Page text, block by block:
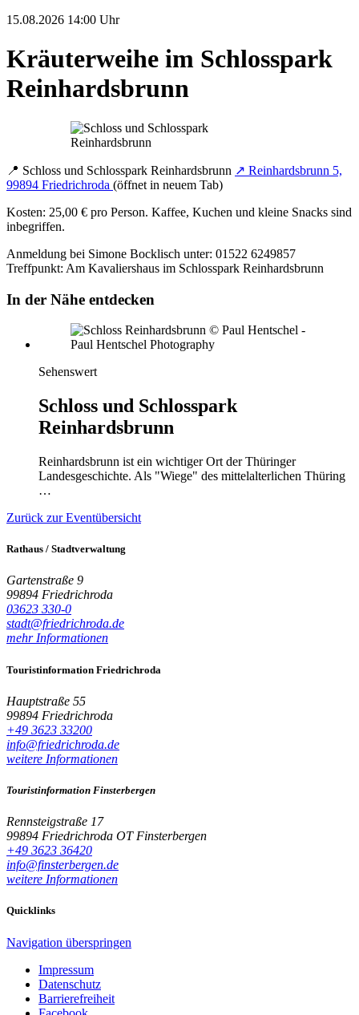
15.08.2026 14:00 Uhr
Kräuterweihe im Schlosspark
Reinhardsbrunn
📍 Schloss und Schlosspark Reinhardsbrunn ↗ Reinhardsbrunn 5,
99894 Friedrichroda (öffnet in neuem Tab)
Kosten: 25,00 € pro Person. Kaffee, Kuchen und kleine Snacks sind
inbegriffen.
Anmeldung bei Simone Bocklisch unter: 01522 6249857
Treffpunkt: Am Kavaliershaus im Schlosspark Reinhardsbrunn
In der Nähe entdecken
Sehenswert
Schloss und Schlosspark
Reinhardsbrunn
Reinhardsbrunn ist ein wichtiger Ort der Thüringer
Landesgeschichte. Als "Wiege" des mittelalterlichen Thüring
…
Zurück zur Eventübersicht
Rathaus / Stadtverwaltung
Gartenstraße 9
99894 Friedrichroda
03623 330-0
stadt@friedrichroda.de
mehr Informationen
Touristinformation Friedrichroda
Hauptstraße 55
99894 Friedrichroda
+49 3623 33200
info@friedrichroda.de
weitere Informationen
Touristinformation Finsterbergen
Rennsteigstraße 17
99894 Friedrichroda OT Finsterbergen
+49 3623 36420
info@finsterbergen.de
weitere Informationen
Quicklinks
Navigation überspringen
Impressum
Datenschutz
Barrierefreiheit